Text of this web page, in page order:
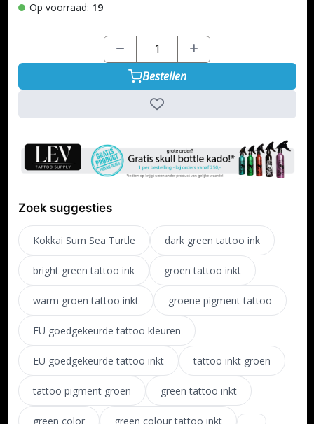
Op voorraad: 19
Bestellen
Zoek suggesties
Kokkai Sum Sea Turtle dark green tattoo ink
bright green tattoo ink groen tattoo inkt
warm groen tattoo inkt groene pigment tattoo
EU goedgekeurde tattoo kleuren
EU goedgekeurde tattoo inkt tattoo inkt groen
tattoo pigment groen green tattoo inkt
green color green colour tattoo inkt